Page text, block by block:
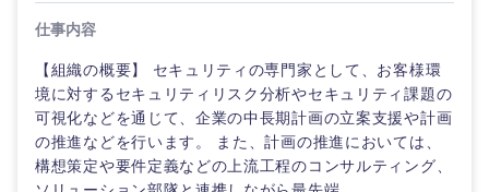
仕事内容
【組織の概要】 セキュリティの専門家として、お客様環
境に対するセキュリティリスク分析やセキュリティ課題の
可視化などを通じて、企業の中長期計画の立案支援や計画
の推進などを行います。 また、計画の推進においては、
構想策定や要件定義などの上流工程のコンサルティング、